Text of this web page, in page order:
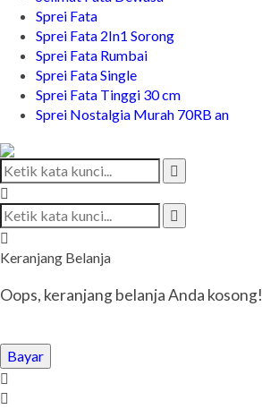
Sprei Fata
Sprei Fata 2In1 Sorong
Sprei Fata Rumbai
Sprei Fata Single
Sprei Fata Tinggi 30 cm
Sprei Nostalgia Murah 70RB an
Keranjang Belanja
Oops, keranjang belanja Anda kosong!
Bayar